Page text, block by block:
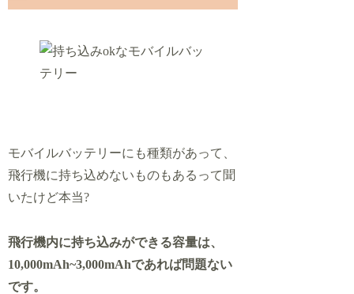
モバイルバッテリーにも種類があって、
飛行機に持ち込めないものもあるって聞
いたけど本当?
飛行機内に持ち込みができる容量は、
10,000mAh~3,000mAhであれば問題ない
です。